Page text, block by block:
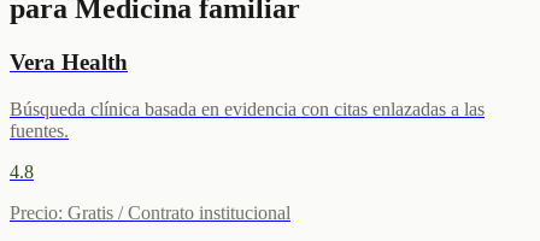
para Medicina familiar
Vera Health
Búsqueda clínica basada en evidencia con citas enlazadas a las
fuentes.
4.8
Precio: Gratis / Contrato institucional